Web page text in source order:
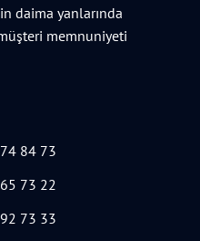
daima yanlarında
memnuniyeti
84 73
73 22
73 33